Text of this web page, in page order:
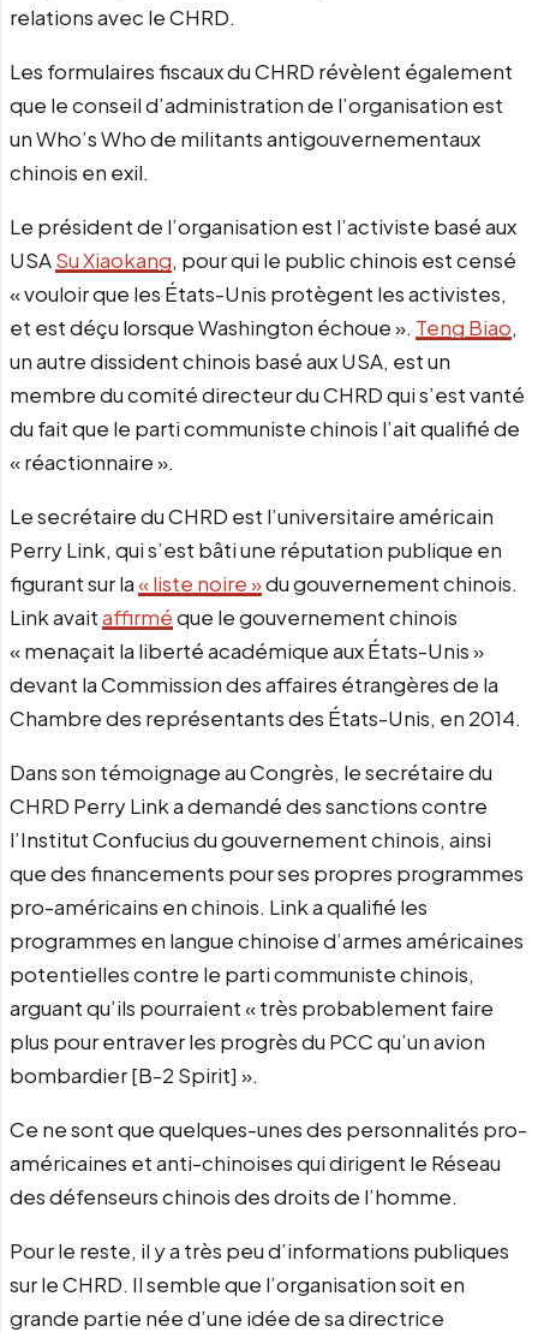
relations avec le CHRD.
Les formulaires fiscaux du CHRD révèlent également
que le conseil d’administration de l’organisation est
un Who’s Who de militants antigouvernementaux
chinois en exil.
Le président de l’organisation est l’activiste basé aux
USASu Xiaokang, pour qui le public chinois est censé
« vouloir que les États-Unis protègent les activistes,
et est déçu lorsque Washington échoue ». Teng Biao,
un autre dissident chinois basé aux USA, est un
membre du comité directeur du CHRD qui s’est vanté
du fait que le parti communiste chinois l’ait qualifié de
« réactionnaire ».
Le secrétaire du CHRD est l’universitaire américain
Perry Link, qui s’est bâti une réputation publique en
figurant sur la« liste noire »du gouvernement chinois.
Link avaitaffirméque le gouvernement chinois
« menaçait la liberté académique aux États-Unis »
devant la Commission des affaires étrangères de la
Chambre des représentants des États-Unis, en 2014.
Dans son témoignage au Congrès, le secrétaire du
CHRD Perry Link a demandé des sanctions contre
l’Institut Confucius du gouvernement chinois, ainsi
que des financements pour ses propres programmes
pro-américains en chinois. Link a qualifié les
programmes en langue chinoise d’armes américaines
potentielles contre le parti communiste chinois,
arguant qu’ils pourraient « très probablement faire
plus pour entraver les progrès du PCC qu’un avion
bombardier [B-2 Spirit] ».
Ce ne sont que quelques-unes des personnalités pro-
américaines et anti-chinoises qui dirigent le Réseau
des défenseurs chinois des droits de l’homme.
Pour le reste, il y a très peu d’informations publiques
sur le CHRD. Il semble que l’organisation soit en
grande partie née d’une idée de sa directrice